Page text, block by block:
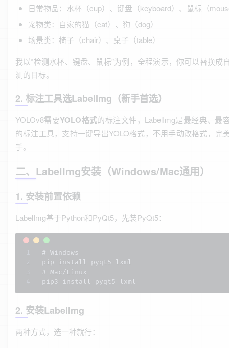
日常物品：水杯（cup）、键盘（keyboard）、鼠标（
宠物类：自家的猫（cat）、狗（dog）
场景类：椅子（chair）、桌子（table）
我以“检测水杯、键盘、鼠标”为例，全程演示，你可以替换成
测的目标。
2. 标注工具选LabelImg（新手首选）
YOLOv8需要YOLO格式的标注文件，LabelImg是最经典、最
的标注工具，支持一键导出YOLO格式，不用手动改格式，完
手。
二、LabelImg安装（Windows/Mac通用）
1. 安装前置依赖
LabelImg基于Python和PyQt5，先装PyQt5：
# Windows
pip install pyqt5 lxml
# Mac/Linux
pip3 install pyqt5 lxml
2. 安装LabelImg
两种方式，选一种就行：